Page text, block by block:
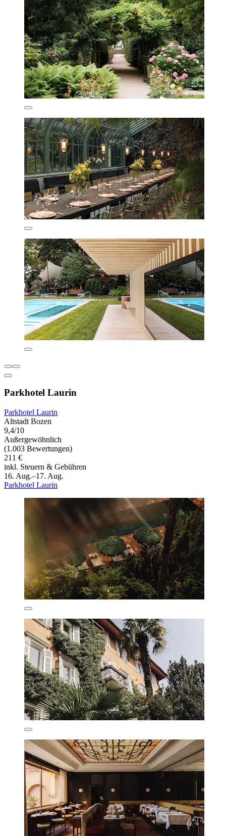
Parkhotel Laurin
Parkhotel Laurin
Altstadt Bozen
9,4/10
Außergewöhnlich
(1.003 Bewertungen)
211 €
inkl. Steuern & Gebühren
16. Aug.–17. Aug.
Parkhotel Laurin